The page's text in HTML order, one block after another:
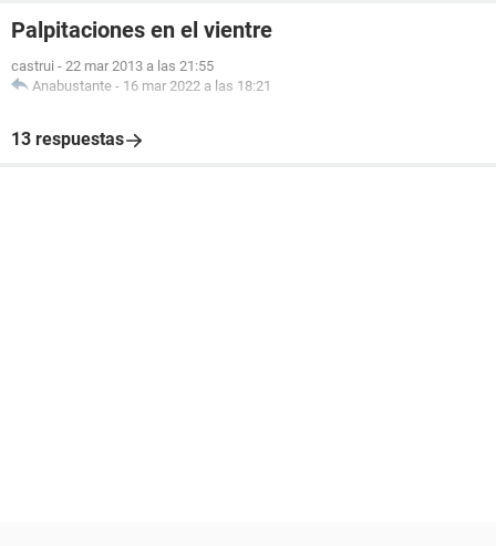
Palpitaciones en el vientre
castrui - 22 mar 2013 a las 21:55
Anabustante - 16 mar 2022 a las 18:21
13 respuestas